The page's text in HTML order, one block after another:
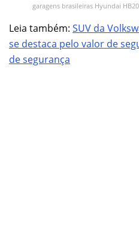
garagens brasileiras Hyundai
Leia também: SUV da
se destaca pelo valor de
de segurança